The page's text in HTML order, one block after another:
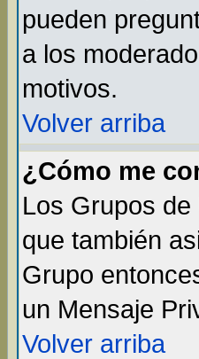
pueden
a los
motivos.
Volver arriba
¿Cómo me
Los Grupos
que también
Grupo
un Mensaje
Volver arriba